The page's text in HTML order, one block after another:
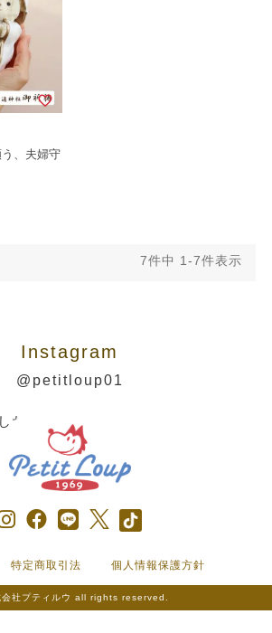
、夫婦守
7件中 1-7件表示
Instagram
@petitloup01
た。
特定商取引法 個人情報保護方針
社プティルウ all rights reserved.